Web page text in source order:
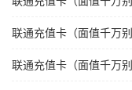
联通充值卡（面值千万
联通充值卡（面值千万